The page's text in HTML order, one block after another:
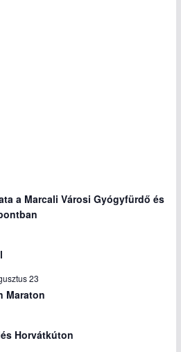
a Marcali Városi Gyógyfürdő és
23
Maraton
Horvátkúton